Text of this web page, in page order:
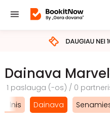
Dainava
1 paslauga (-os) / 0
Dainava